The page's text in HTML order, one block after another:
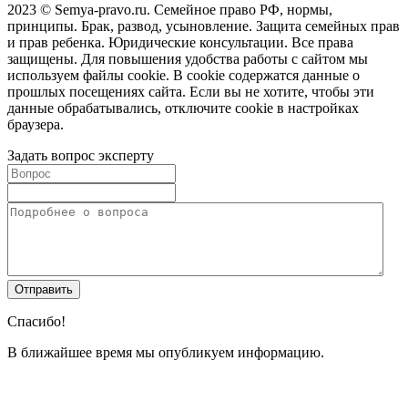
2023 © Semya-pravo.ru. Семейное право РФ, нормы,
принципы. Брак, развод, усыновление. Защита семейных прав
и прав ребенка. Юридические консультации. Все права
защищены. Для повышения удобства работы с сайтом мы
используем файлы cookie. В cookie содержатся данные о
прошлых посещениях сайта. Если вы не хотите, чтобы эти
данные обрабатывались, отключите cookie в настройках
браузера.
Задать вопрос эксперту
Спасибо!
В ближайшее время мы опубликуем информацию.